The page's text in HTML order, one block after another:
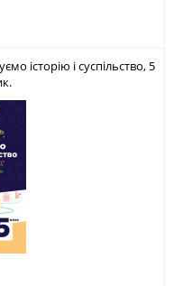
історію і суспільство, 5